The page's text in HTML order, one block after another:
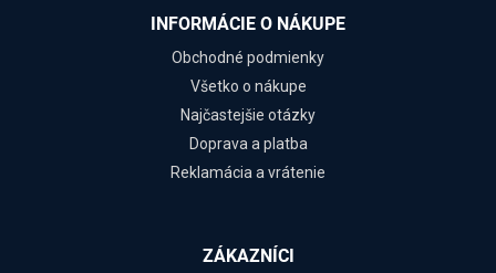
INFORMÁCIE O NÁKUPE
Obchodné podmienky
Všetko o nákupe
Najčastejšie otázky
Doprava a platba
Reklamácia a vrátenie
ZÁKAZNÍCI